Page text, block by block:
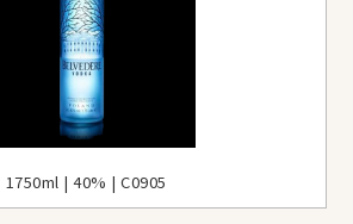
1750ml | 40% | C0905